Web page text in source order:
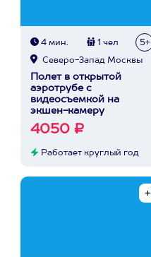
4 мин. 1 чел 5+
Северо-Запад Москвы
Полет в открытой
аэротрубе с
видеосъемкой на
экшен-камеру
4050 ₽
Работает круглый год